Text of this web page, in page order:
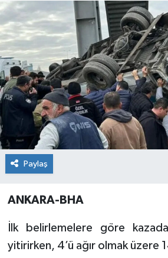
Paylaş
ANKARA-BHA
İlk belirlemelere göre
yitirirken, 4’ü ağır olmak üzere